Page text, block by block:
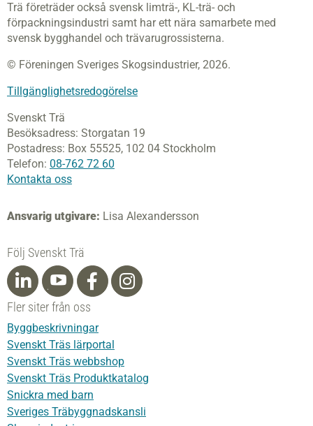
Trä företräder också svensk limträ-, KL-trä- och
förpackningsindustri samt har ett nära samarbete med
svensk bygghandel och trävarugrossisterna.
© Föreningen Sveriges Skogsindustrier, 2026.
Tillgänglighetsredogörelse
Svenskt Trä
Besöksadress: Storgatan 19
Postadress: Box 55525, 102 04 Stockholm
Telefon: 08-762 72 60
Kontakta oss
Ansvarig utgivare: Lisa Alexandersson
Följ Svenskt Trä
Fler siter från oss
Byggbeskrivningar
Svenskt Träs lärportal
Svenskt Träs webbshop
Svenskt Träs Produktkatalog
Snickra med barn
Sveriges Träbyggnadskansli